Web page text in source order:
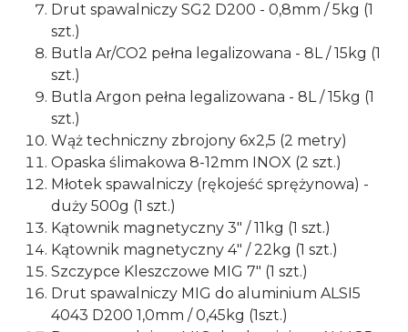
Drut spawalniczy SG2 D200 - 0,8mm / 5kg (1
szt.)
Butla Ar/CO2 pełna legalizowana - 8L / 15kg (1
szt.)
Butla Argon pełna legalizowana - 8L / 15kg (1
szt.)
Wąż techniczny zbrojony 6x2,5 (2 metry)
Opaska ślimakowa 8-12mm INOX (2 szt.)
Młotek spawalniczy (rękojeść sprężynowa) -
duży 500g (1 szt.)
Kątownik magnetyczny 3" / 11kg (1 szt.)
Kątownik magnetyczny 4" / 22kg (1 szt.)
Szczypce Kleszczowe MIG 7" (1 szt.)
Drut spawalniczy MIG do aluminium ALSI5
4043 D200 1,0mm / 0,45kg (1szt.)